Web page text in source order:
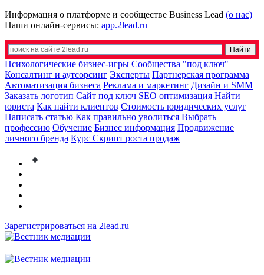
Информация о платформе и сообществе Business Lead (о нас)
Наши онлайн-сервисы: app.2lead.ru
Психологические бизнес-игры Сообщества "под ключ"
Консалтинг и аутсорсинг Эксперты Партнерская программа
Автоматизация бизнеса Реклама и маркетинг Дизайн и SMM
Заказать логотип Сайт под ключ SEO оптимизация Найти
юриста Как найти клиентов Стоимость юридических услуг
Написать статью Как правильно уволиться Выбрать
профессию Обучение Бизнес информация Продвижение
личного бренда Курс Скрипт роста продаж
Зарегистрироваться на 2lead.ru